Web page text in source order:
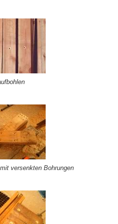
versenkten Bohrungen